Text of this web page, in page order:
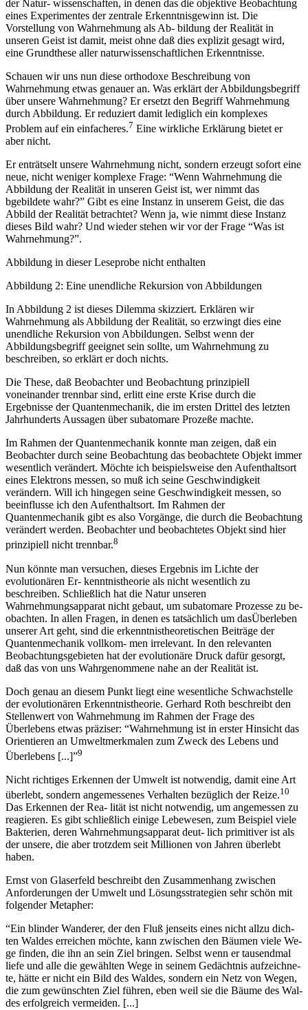
der Natur- wissenschaften, in denen das die objektive Beobachtung
eines Experimentes der zentrale Erkenntnisgewinn ist. Die
Vorstellung von Wahrnehmung als Ab- bildung der Realität in
unseren Geist ist damit, meist ohne daß dies explizit gesagt wird,
eine Grundthese aller naturwissenschaftlichen Erkenntnisse.
Schauen wir uns nun diese orthodoxe Beschreibung von
Wahrnehmung etwas genauer an. Was erklärt der Abbildungsbegriff
über unsere Wahrnehmung? Er ersetzt den Begriff Wahrnehmung
durch Abbildung. Er reduziert damit lediglich ein komplexes
Problem auf ein einfacheres.7 Eine wirkliche Erklärung bietet er
aber nicht.
Er enträtselt unsere Wahrnehmung nicht, sondern erzeugt sofort eine
neue, nicht weniger komplexe Frage: “Wenn Wahrnehmung die
Abbildung der Realität in unseren Geist ist, wer nimmt das
bgebildete wahr?” Gibt es eine Instanz in unserem Geist, die das
Abbild der Realität betrachtet? Wenn ja, wie nimmt diese Instanz
dieses Bild wahr? Und wieder stehen wir vor der Frage “Was ist
Wahrnehmung?”.
Abbildung in dieser Leseprobe nicht enthalten
Abbildung 2: Eine unendliche Rekursion von Abbildungen
In Abbildung 2 ist dieses Dilemma skizziert. Erklären wir
Wahrnehmung als Abbildung der Realität, so erzwingt dies eine
unendliche Rekursion von Abbildungen. Selbst wenn der
Abbildungsbegriff geeignet sein sollte, um Wahrnehmung zu
beschreiben, so erklärt er doch nichts.
Die These, daß Beobachter und Beobachtung prinzipiell
voneinander trennbar sind, erlitt eine erste Krise durch die
Ergebnisse der Quantenmechanik, die im ersten Drittel des letzten
Jahrhunderts Aussagen über subatomare Prozeße machte.
Im Rahmen der Quantenmechanik konnte man zeigen, daß ein
Beobachter durch seine Beobachtung das beobachtete Objekt immer
wesentlich verändert. Möchte ich beispielsweise den Aufenthaltsort
eines Elektrons messen, so muß ich seine Geschwindigkeit
verändern. Will ich hingegen seine Geschwindigkeit messen, so
beeinflusse ich den Aufenthaltsort. Im Rahmen der
Quantenmechanik gibt es also Vorgänge, die durch die Beobachtung
verändert werden. Beobachter und beobachtetes Objekt sind hier
prinzipiell nicht trennbar.8
Nun könnte man versuchen, dieses Ergebnis im Lichte der
evolutionären Er- kenntnistheorie als nicht wesentlich zu
beschreiben. Schließlich hat die Natur unseren
Wahrnehmungsapparat nicht gebaut, um subatomare Prozesse zu be-
obachten. In allen Fragen, in denen es tatsächlich um dasÜberleben
unserer Art geht, sind die erkenntnistheoretischen Beiträge der
Quantenmechanik vollkom- men irrelevant. In den relevanten
Beobachtungsgebieten hat der evolutionäre Druck dafür gesorgt,
daß das von uns Wahrgenommene nahe an der Realität ist.
Doch genau an diesem Punkt liegt eine wesentliche Schwachstelle
der evolutionären Erkenntnistheorie. Gerhard Roth beschreibt den
Stellenwert von Wahrnehmung im Rahmen der Frage des
Überlebens etwas präziser: “Wahrnehmung ist in erster Hinsicht das
Orientieren an Umweltmerkmalen zum Zweck des Lebens und
Überlebens [...]”9
Nicht richtiges Erkennen der Umwelt ist notwendig, damit eine Art
überlebt, sondern angemessenes Verhalten bezüglich der Reize.10
Das Erkennen der Rea- lität ist nicht notwendig, um angemessen zu
reagieren. Es gibt schließlich einige Lebewesen, zum Beispiel viele
Bakterien, deren Wahrnehmungsapparat deut- lich primitiver ist als
der unsere, die aber trotzdem seit Millionen von Jahren überlebt
haben.
Ernst von Glaserfeld beschreibt den Zusammenhang zwischen
Anforderungen der Umwelt und Lösungsstrategien sehr schön mit
folgender Metapher:
“Ein blinder Wanderer, der den Fluß jenseits eines nicht allzu dich-
ten Waldes erreichen möchte, kann zwischen den Bäumen viele We-
ge finden, die ihn an sein Ziel bringen. Selbst wenn er tausendmal
liefe und alle die gewählten Wege in seinem Gedächtnis aufzeichne-
te, hätte er nicht ein Bild des Waldes, sondern ein Netz von Wegen,
die zum gewünschten Ziel führen, eben weil sie die Bäume des Wal-
des erfolgreich vermeiden. [...]